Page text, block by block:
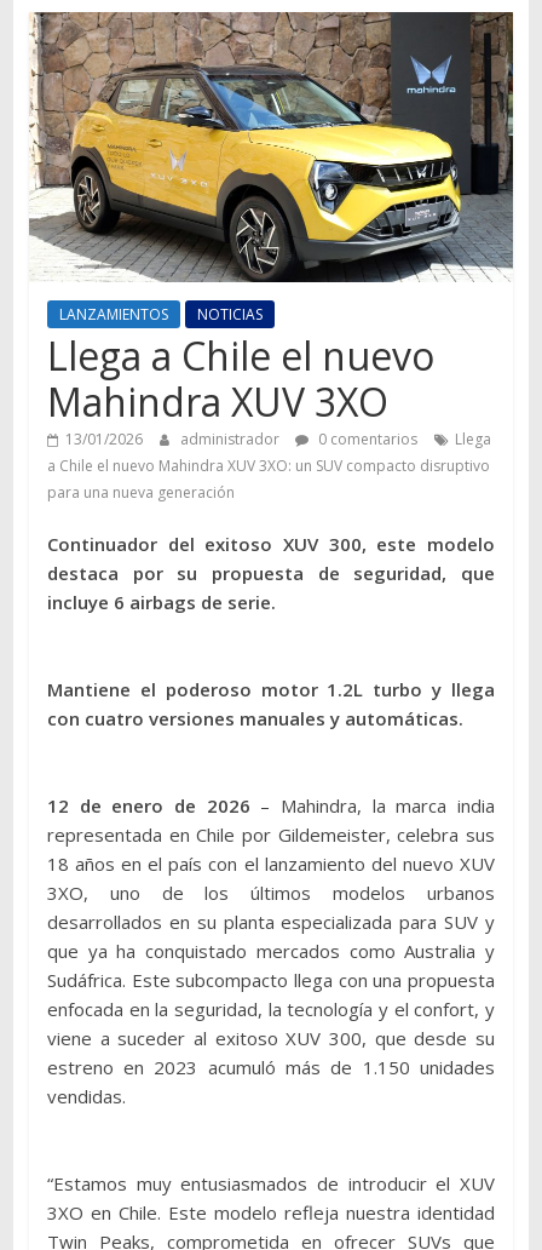
Autos,
camiones,
motos,
información
del
mundo
del
transporte
LANZAMIENTOS NOTICIAS
Llega a Chile el nuevo
Mahindra XUV 3XO
13/01/2026 administrador 0 comentarios
Llega
a Chile el nuevo Mahindra XUV 3XO: un SUV compacto disruptivo
para una nueva generación
Continuador del exitoso XUV 300, este modelo
destaca por su propuesta de seguridad, que
incluye 6 airbags de serie.
Mantiene el poderoso motor 1.2L turbo y llega
con cuatro versiones manuales y automáticas.
12 de enero de 2026 – Mahindra, la marca india
representada en Chile por Gildemeister, celebra sus
18 años en el país con el lanzamiento del nuevo XUV
3XO, uno de los últimos modelos urbanos
desarrollados en su planta especializada para SUV y
que ya ha conquistado mercados como Australia y
Sudáfrica. Este subcompacto llega con una propuesta
enfocada en la seguridad, la tecnología y el confort, y
viene a suceder al exitoso XUV 300, que desde su
estreno en 2023 acumuló más de 1.150 unidades
vendidas.
“Estamos muy entusiasmados de introducir el XUV
3XO en Chile. Este modelo refleja nuestra identidad
Twin Peaks, comprometida en ofrecer SUVs que